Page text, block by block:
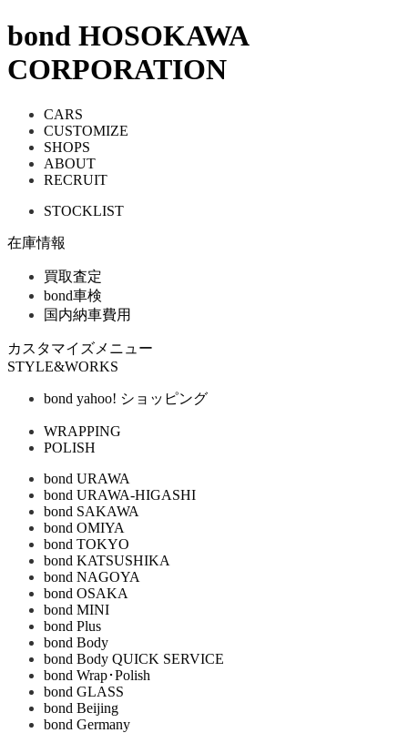
bond HOSOKAWA
CORPORATION
CARS
CUSTOMIZE
SHOPS
ABOUT
RECRUIT
STOCKLIST
在庫情報
買取査定
bond車検
国内納車費用
カスタマイズメニュー
STYLE&WORKS
bond yahoo! ショッピング
WRAPPING
POLISH
bond URAWA
bond URAWA-HIGASHI
bond SAKAWA
bond OMIYA
bond TOKYO
bond KATSUSHIKA
bond NAGOYA
bond OSAKA
bond MINI
bond Plus
bond Body
bond Body QUICK SERVICE
bond Wrap･Polish
bond GLASS
bond Beijing
bond Germany